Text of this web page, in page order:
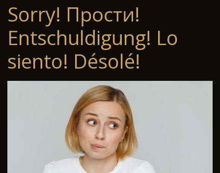
Sorry! Прости!
Entschuldigung! Lo
siento! Désolé!